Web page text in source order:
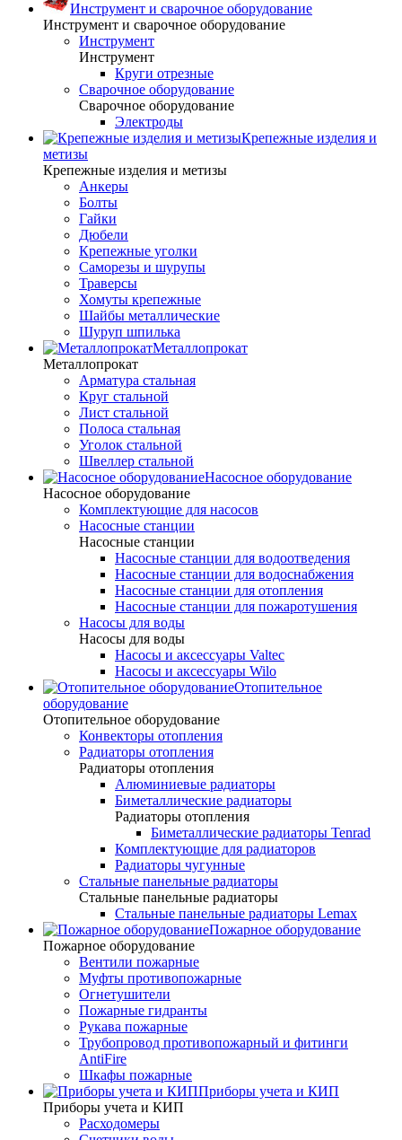
Инструмент и сварочное оборудование
Инструмент и сварочное оборудование
Инструмент
Инструмент
Круги отрезные
Сварочное оборудование
Сварочное оборудование
Электроды
Крепежные изделия и
метизы
Крепежные изделия и метизы
Анкеры
Болты
Гайки
Дюбели
Крепежные уголки
Саморезы и шурупы
Траверсы
Хомуты крепежные
Шайбы металлические
Шуруп шпилька
Металлопрокат
Металлопрокат
Арматура стальная
Круг стальной
Лист стальной
Полоса стальная
Уголок стальной
Швеллер стальной
Насосное оборудование
Насосное оборудование
Комплектующие для насосов
Насосные станции
Насосные станции
Насосные станции для водоотведения
Насосные станции для водоснабжения
Насосные станции для отопления
Насосные станции для пожаротушения
Насосы для воды
Насосы для воды
Насосы и аксессуары Valtec
Насосы и аксессуары Wilo
Отопительное
оборудование
Отопительное оборудование
Конвекторы отопления
Радиаторы отопления
Радиаторы отопления
Алюминиевые радиаторы
Биметаллические радиаторы
Радиаторы отопления
Биметаллические радиаторы Tenrad
Комплектующие для радиаторов
Радиаторы чугунные
Стальные панельные радиаторы
Стальные панельные радиаторы
Стальные панельные радиаторы Lemax
Пожарное оборудование
Пожарное оборудование
Вентили пожарные
Муфты противопожарные
Огнетушители
Пожарные гидранты
Рукава пожарные
Трубопровод противопожарный и фитинги
AntiFire
Шкафы пожарные
Приборы учета и КИП
Приборы учета и КИП
Расходомеры